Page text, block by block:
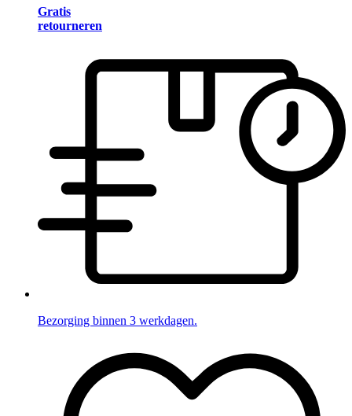
Gratis
retourneren
Bezorging binnen 3 werkdagen.